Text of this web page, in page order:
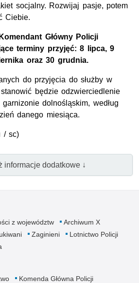
socjalny. Rozwijaj pasje, potem
Ciebie.
Główny Policji
terminy przyjęć: 8 lipca, 9
oraz 30 grudnia.
do przyjęcia do służby w
będzie odzwierciedlenie
dolnośląskim, według
danego miesiąca.
/ sc)
informacje dodatkowe ↓
z województw
Archiwum X
Zaginieni
Lotnictwo Policji
Komenda Główna Policji